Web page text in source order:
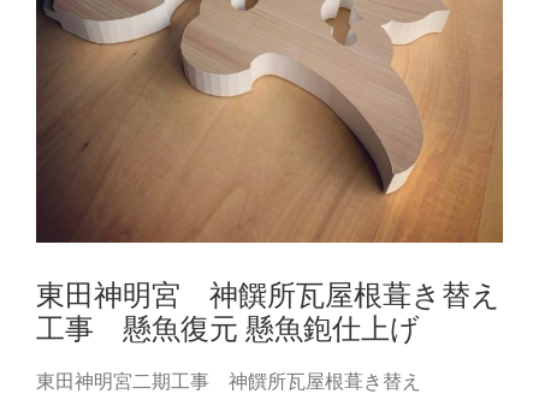
東田神明宮 神饌所瓦屋根葺き替え
工事 懸魚復元 懸魚鉋仕上げ
東田神明宮二期工事 神饌所瓦屋根葺き替え